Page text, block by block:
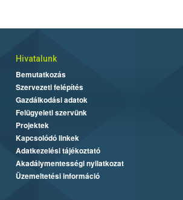
Hivatalunk
Bemutatkozás
Szervezeti felépítés
Gazdálkodási adatok
Felügyeleti szervünk
Projektek
Kapcsolódó linkek
Adatkezelési tájékoztató
Akadálymentességi nyilatkozat
Üzemeltetési információ